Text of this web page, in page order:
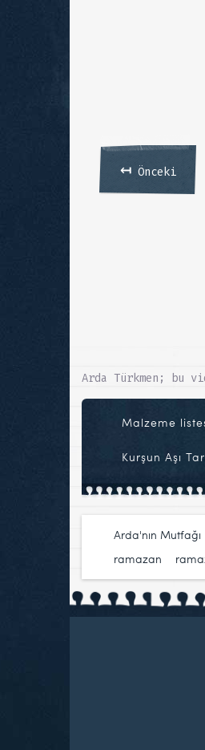
↤Önceki
Arda Türkmen; bu
Malzeme
Kurşun Aşı
Arda'nın Mutfağı
ramazan